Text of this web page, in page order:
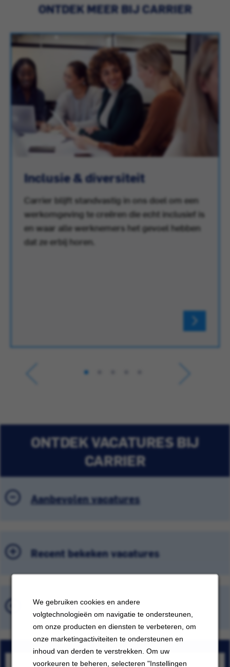
We gebruiken cookies en andere
volgtechnologieën om navigatie te ondersteunen,
om onze producten en diensten te verbeteren, om
onze marketingactiviteiten te ondersteunen en
inhoud van derden te verstrekken. Om uw
voorkeuren te beheren, selecteren "Instellingen
ONTDEK MEER BIJ CARRIER
Inclusie & diversiteit
Carrier blijft standvastig in ons doel om een
werkomgeving te creëren die echt inclusief is
en waar alle werknemers het gevoel hebben
dat ze erbij horen.
ONTDEK VACATURES BIJ
CARRIER
Aanbevolen vacatures
Recent bekeken vacatures
Opgeslagen vacatures